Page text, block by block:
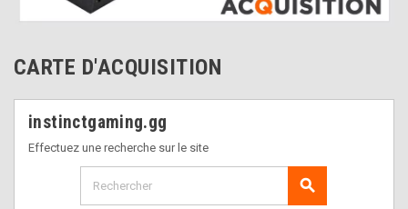
CARTE D'ACQUISITION
instinctgaming.gg
Effectuez une recherche sur le site
search